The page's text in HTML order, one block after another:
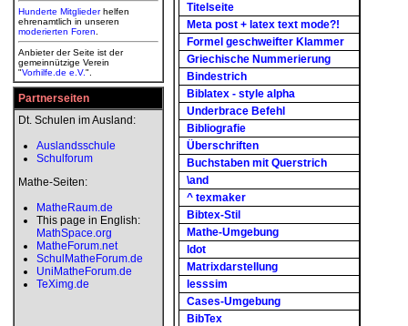
Hunderte Mitgliederhelfen
ehrenamtlich in unseren
moderierten Foren
Anbieter der Seite ist der
gemeinnützige Verein
"Vorhilfe.de e.V.".
Partnerseiten
Dt. Schulen im Ausland:
Auslandsschule
Schulforum
Mathe-Seiten:
MatheRaum.de
This page in English:
MathSpace.org
MatheForum.net
SchulMatheForum.de
UniMatheForum.de
TeXimg.de
Titelseite
Meta post + latex text mode?!
Formel geschweifter Klammer
Griechische Nummerierung
Bindestrich
Biblatex - style alpha
Underbrace Befehl
Bibliografie
Überschriften
Buchstaben mit Querstrich
\and
^ texmaker
Bibtex-Stil
Mathe-Umgebung
ldot
Matrixdarstellung
lesssim
Cases-Umgebung
BibTex